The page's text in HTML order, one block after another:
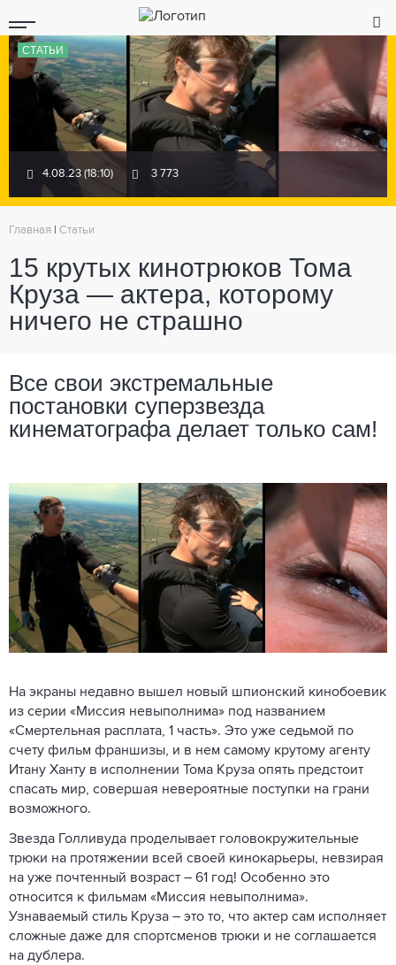
СТАТЬИ
4.08.23 (18:10) 3 773
Главная Статьи
15 крутых кинотрюков Тома
Круза — актера, которому
ничего не страшно
Все свои экстремальные
постановки суперзвезда
кинематографа делает только сам!
На экраны недавно вышел новый шпионский кинобоевик
из серии «Миссия невыполнима» под названием
«Смертельная расплата, 1 часть». Это уже седьмой по
счету фильм франшизы, и в нем самому крутому агенту
Итану Ханту в исполнении Тома Круза опять предстоит
спасать мир, совершая невероятные поступки на грани
возможного.
Звезда Голливуда проделывает головокружительные
трюки на протяжении всей своей кинокарьеры, невзирая
на уже почтенный возраст – 61 год! Особенно это
относится к фильмам «Миссия невыполнима».
Узнаваемый стиль Круза – это то, что актер сам исполняет
сложные даже для спортсменов трюки и не соглашается
на дублера.